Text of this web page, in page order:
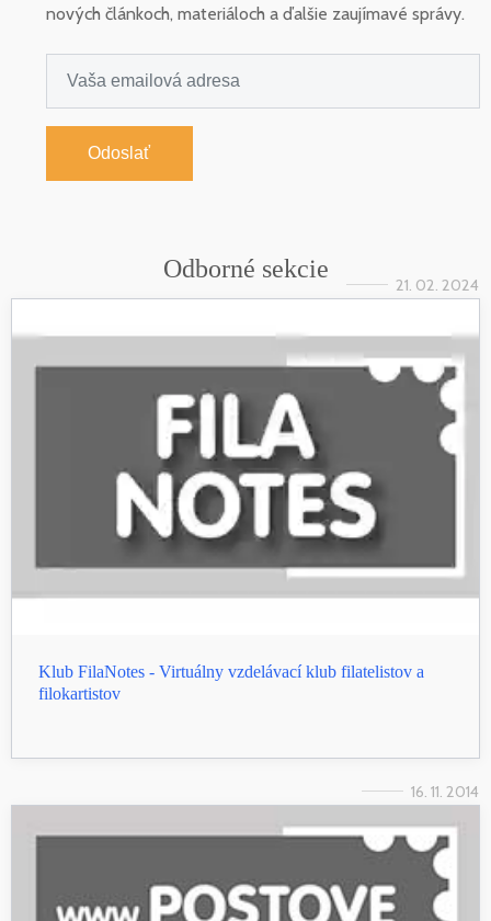
nových článkoch, materiáloch a ďalšie zaujímavé správy.
Odoslať
Odborné sekcie
21. 02. 2024
Klub FilaNotes - Virtuálny vzdelávací klub filatelistov a
filokartistov
16. 11. 2014